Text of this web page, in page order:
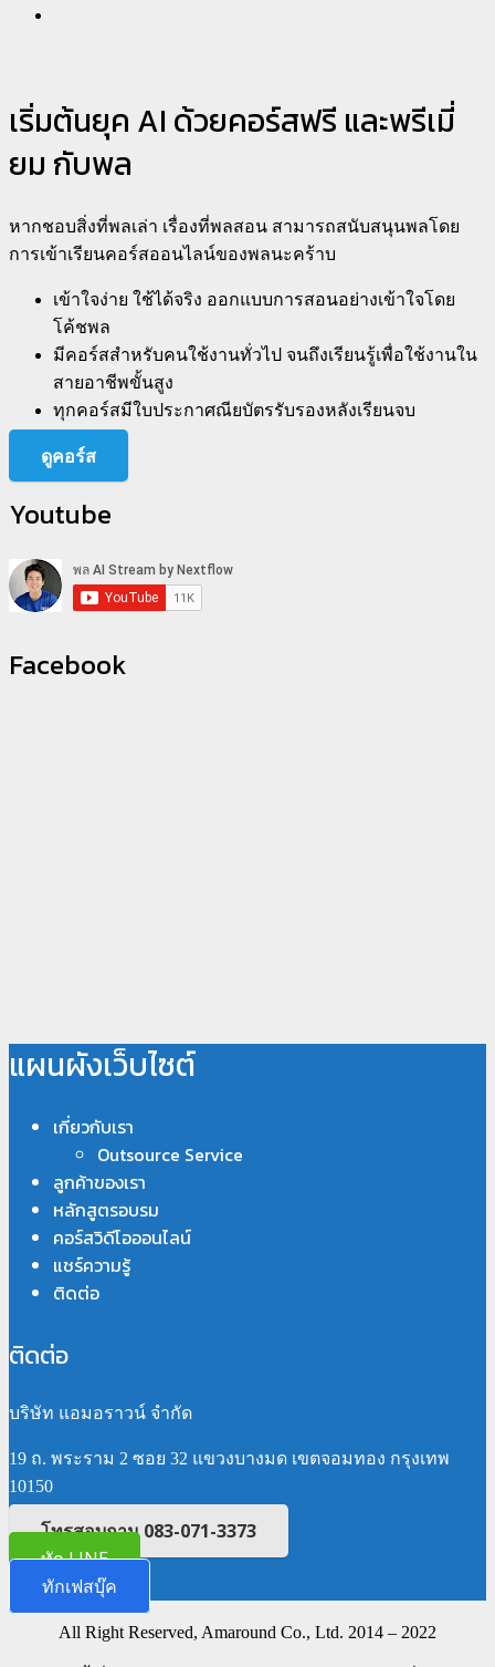
เริ่มต้นยุค AI ด้วยคอร์สฟรี และพรีเมี่
ยม กับพล
หากชอบสิ่งที่พลเล่า เรื่องที่พลสอน สามารถสนับสนุนพลโดย
การเข้าเรียนคอร์สออนไลน์ของพลนะคร้าบ
เข้าใจง่าย ใช้ได้จริง ออกแบบการสอนอย่างเข้าใจโดย
โค้ชพล
มีคอร์สสำหรับคนใช้งานทั่วไป จนถึงเรียนรู้เพื่อใช้งานใน
สายอาชีพขั้นสูง
ทุกคอร์สมีใบประกาศณียบัตรรับรองหลังเรียนจบ
ดูคอร์ส
Youtube
Facebook
แผนผังเว็บไซต์
เกี่ยวกับเรา
Outsource Service
ลูกค้าของเรา
หลักสูตรอบรม
คอร์สวิดีโอออนไลน์
แชร์ความรู้
ติดต่อ
ติดต่อ
บริษัท แอมอราวน์ จำกัด
19 ถ. พระราม 2 ซอย 32 แขวงบางมด เขตจอมทอง กรุงเทพ
10150
โทรสอบถาม 083-071-3373
ทัก LINE
ทักเฟสบุ๊ค
All Right Reserved, Amaround Co., Ltd. 2014 – 2022